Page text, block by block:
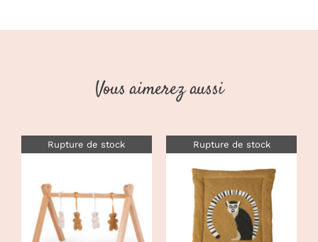
Vous aimerez aussi
Rupture de stock
DÉTAILS
Rupture de stock
DÉTAILS